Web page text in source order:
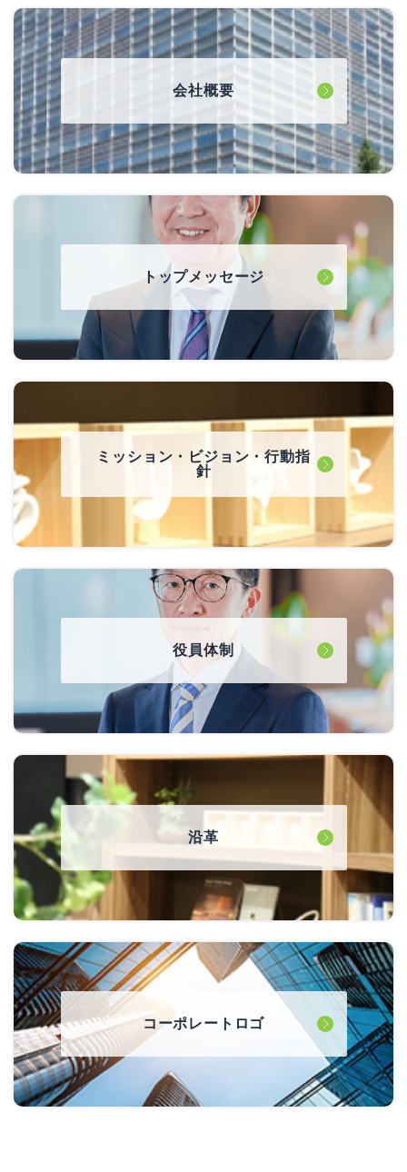
会社概要
トップメッセージ
ミッション・ビジョン・行動指
針
役員体制
沿革
コーポレートロゴ